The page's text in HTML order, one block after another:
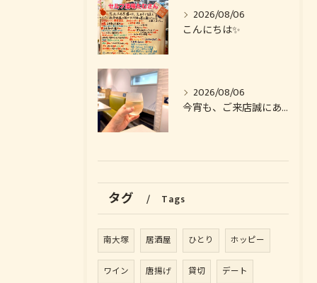
2026/08/06
こんにちは✨️
2026/08/06
今宵も、ご来店誠にありがとうございました🙏
タグ Tags
南大塚 居酒屋 ひとり ホッピー
ワイン 唐揚げ 貸切 デート